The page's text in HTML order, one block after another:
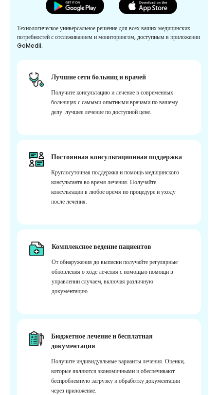
Технологическое универсальное решение для всех ваших медицинских
потребностей с отслеживанием и мониторингом, доступным в приложении
GoMedii.
Лучшие сети больниц и врачей
Получите консультацию и лечение в современных
больницах с самыми опытными врачами по вашему
делу. лучшее лечение по доступной цене.
Постоянная консультационная поддержка
Круглосуточная поддержка и помощь медицинского
консультанта во время лечения. Получайте
консультации в любое время по процедуре и уходу
после лечения.
Комплексное ведение пациентов
От обнаружения до выписки получайте регулярные
обновления о ходе лечения с помощью помощи в
управлении случаем, включая различную
документацию.
Бюджетное лечение и бесплатная
документация
Получите индивидуальные варианты лечения. Оценки,
которые являются экономичными и обеспечивают
беспроблемную загрузку и обработку документации
через приложение.